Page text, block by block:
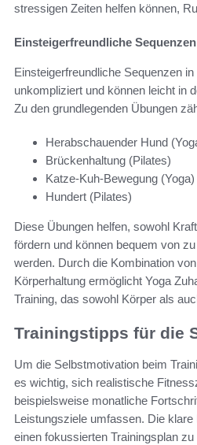
stressigen Zeiten helfen können,
Einsteigerfreundliche
Einsteigerfreundliche Sequenzen
unkompliziert und können leicht in
Zu den grundlegenden Übungen
Herabschauender Hund
Brückenhaltung (Pilates)
Katze-Kuh-Bewegung (Yoga)
Hundert (Pilates)
Diese Übungen helfen, sowohl
fördern und können bequem von
werden. Durch die Kombination
Körperhaltung ermöglicht Yoga
Training, das sowohl Körper als
Trainingstipps für die
Um die Selbstmotivation beim
es wichtig, sich realistische
beispielsweise monatliche
Leistungsziele umfassen. Die klare
einen fokussierten Trainingsplan